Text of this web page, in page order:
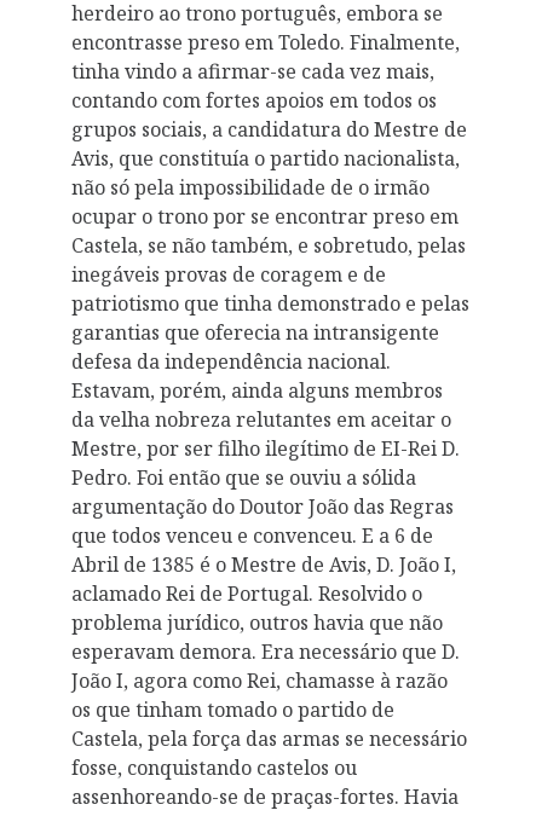
herdeiro ao trono português, embora se
encontrasse preso em Toledo. Finalmente,
tinha vindo a afirmar-se cada vez mais,
contando com fortes apoios em todos os
grupos sociais, a candidatura do Mestre de
Avis, que constituía o partido nacionalista,
não só pela impossibilidade de o irmão
ocupar o trono por se encontrar preso em
Castela, se não também, e sobretudo, pelas
inegáveis provas de coragem e de
patriotismo que tinha demonstrado e pelas
garantias que oferecia na intransigente
defesa da independência nacional.
Estavam, porém, ainda alguns membros
da velha nobreza relutantes em aceitar o
Mestre, por ser filho ilegítimo de EI-Rei D.
Pedro. Foi então que se ouviu a sólida
argumentação do Doutor João das Regras
que todos venceu e convenceu. E a 6 de
Abril de 1385 é o Mestre de Avis, D. João I,
aclamado Rei de Portugal. Resolvido o
problema jurídico, outros havia que não
esperavam demora. Era necessário que D.
João I, agora como Rei, chamasse à razão
os que tinham tomado o partido de
Castela, pela força das armas se necessário
fosse, conquistando castelos ou
assenhoreando-se de praças-fortes. Havia